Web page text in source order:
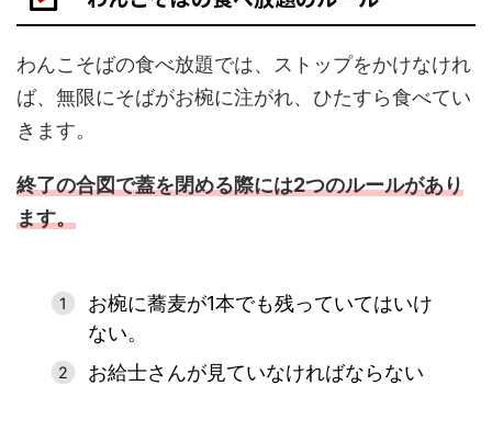
わんこそばの食べ放題では、ストップをかけなけれ
ば、無限にそばがお椀に注がれ、ひたすら食べてい
きます。
終了の合図で蓋を閉める際には2つのルールがあり
ます。
お椀に蕎麦が1本でも残っていてはいけ
ない。
お給士さんが見ていなければならない